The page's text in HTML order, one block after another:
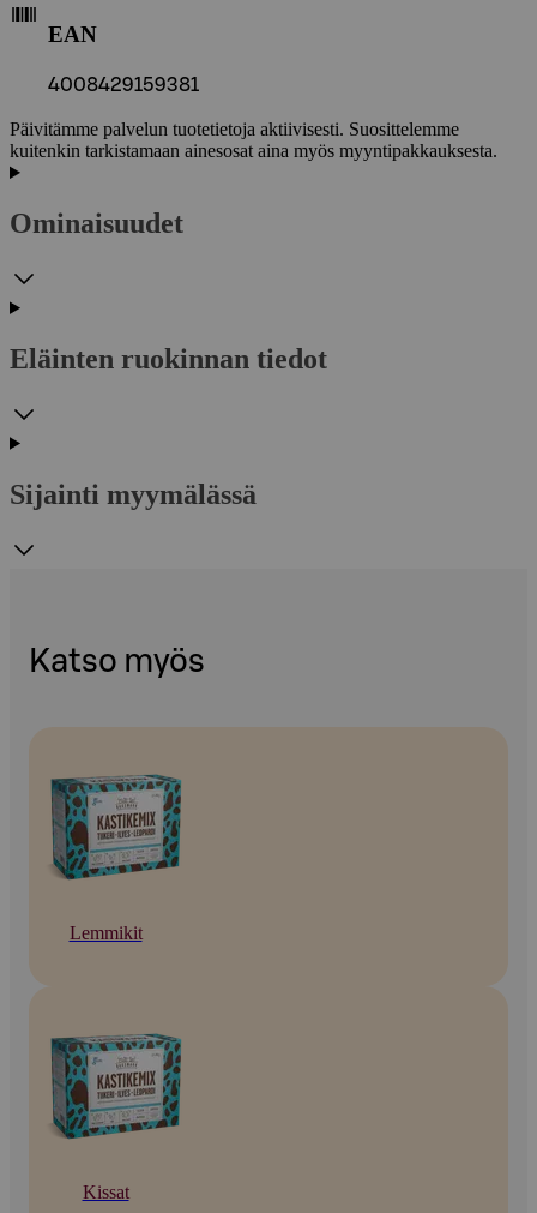
EAN
4008429159381
Päivitämme palvelun tuotetietoja aktiivisesti. Suosittelemme
kuitenkin tarkistamaan ainesosat aina myös myyntipakkauksesta.
Ominaisuudet
Eläinten ruokinnan tiedot
Sijainti myymälässä
Katso myös
Lemmikit
Kissat